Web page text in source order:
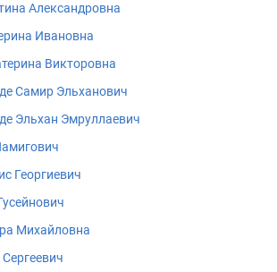
Александровна
Ивановна
Викторовна
Самир Эльханович
Эльхан Эмруллаевич
Георгиевич
Михайловна